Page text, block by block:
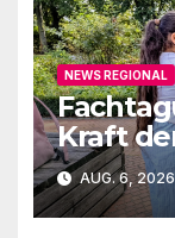
NEWS REGIONAL
Kraft
AUG. 6, 2026